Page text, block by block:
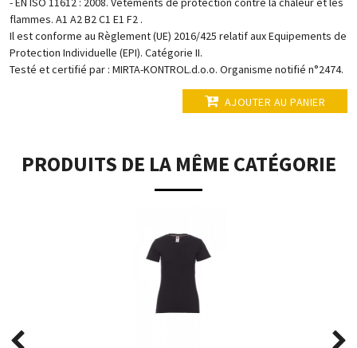
flammes. A1 A2 B2 C1 E1 F2 .
Il est conforme au Règlement (UE) 2016/425 relatif aux Equipements de
Protection Individuelle (EPI). Catégorie II.
Testé et certifié par : MIRTA-KONTROL.d.o.o. Organisme notifié n°2474.
AJOUTER AU PANIER
PRODUITS DE LA MÊME CATÉGORIE